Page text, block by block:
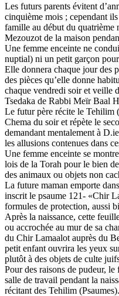
Les futurs parents évitent
cinquième mois ; cependant
famille au début du quatrième
Mezouzot de la maison
Une femme enceinte ne
nuptial) ni un petit garçon
Elle donnera chaque jour des
des pièces qu’elle donne
chaque vendredi soir et veille
Tsedaka de Rabbi Meïr Baal
Le futur père récite le Tehilim
Chema du soir et répète le
demandant mentalement à
les allusions contenues dans
Une femme enceinte se
lois de la Torah pour le bien
des animaux ou objets non
La future maman emporte
inscrit le psaume 121- «Chir
formules de protection, aussi
Après la naissance, cette
ou accrochée au mur de sa
du Chir Lamaalot auprès du
petit enfant ouvrira les yeux
plutôt à des objets de culte
Pour des raisons de pudeur,
salle de travail pendant la
récitant des Tehilim (Psaumes).